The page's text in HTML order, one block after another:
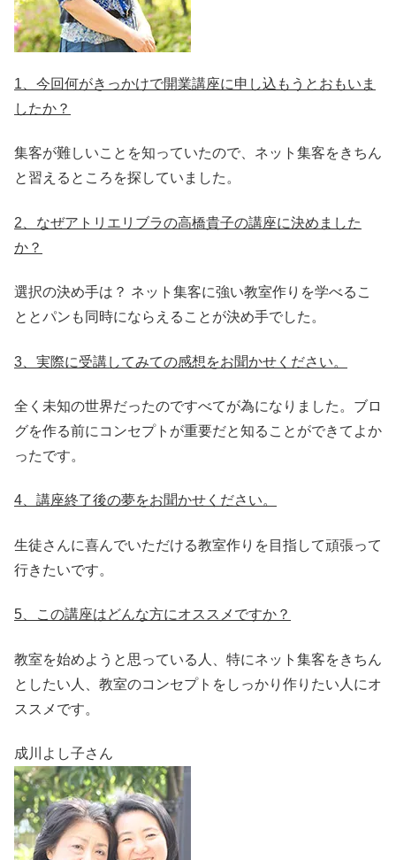
1、今回何がきっかけで開業講座に申し込もうとおもいま
したか？
集客が難しいことを知っていたので、ネット集客をきちん
と習えるところを探していました。
2、なぜアトリエリブラの高橋貴子の講座に決めました
か？
選択の決め手は？ ネット集客に強い教室作りを学べるこ
ととパンも同時にならえることが決め手でした。
3、実際に受講してみての感想をお聞かせください。
全く未知の世界だったのですべてが為になりました。ブロ
グを作る前にコンセプトが重要だと知ることができてよか
ったです。
4、講座終了後の夢をお聞かせください。
生徒さんに喜んでいただける教室作りを目指して頑張って
行きたいです。
5、この講座はどんな方にオススメですか？
教室を始めようと思っている人、特にネット集客をきちん
としたい人、教室のコンセプトをしっかり作りたい人にオ
ススメです。
成川よし子さん